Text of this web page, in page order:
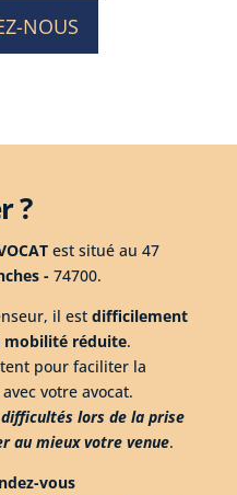
NOUS
?
est situé au 47
- 74700.
il est difficilement
mobilité réduite.
pour faciliter la
votre avocat.
difficultés lors de la prise
au mieux votre venue.
vous